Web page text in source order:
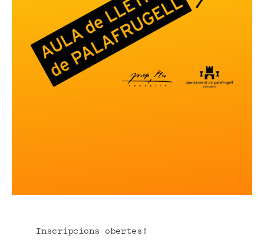
Inscripcions obertes!